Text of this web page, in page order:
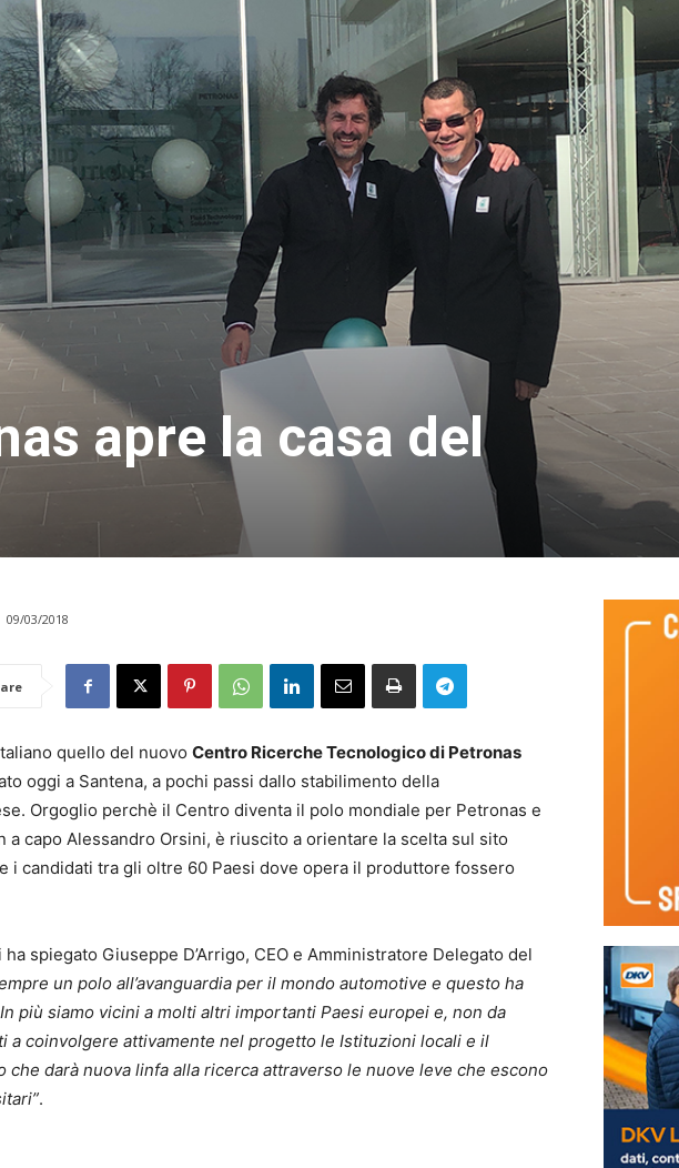
apre la casa del
09/03/2018
quello del nuovo Centro Ricerche Tecnologico di Petronas
oggi a Santena, a pochi passi dallo stabilimento della
Orgoglio perchè il Centro diventa il polo mondiale per Petronas e
a capo Alessandro Orsini, è riuscito a orientare la scelta sul sito
i candidati tra gli oltre 60 Paesi dove opera il produttore fossero
ha spiegato Giuseppe D’Arrigo, CEO e Amministratore Delegato del
un polo all’avanguardia per il mondo automotive e questo ha
più siamo vicini a molti altri importanti Paesi europei e, non da
a coinvolgere attivamente nel progetto le Istituzioni locali e il
che darà nuova linfa alla ricerca attraverso le nuove leve che escono
.